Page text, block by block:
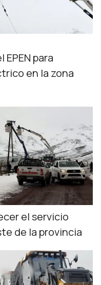
para
en la zona
el servicio
de la provincia